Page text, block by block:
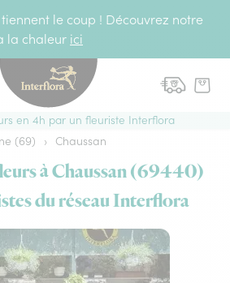
le coup ! Découvrez notre
la chaleur ici
en 4h par un fleuriste Interflora
(69) › Chaussan
à Chaussan (69440)
du réseau Interflora